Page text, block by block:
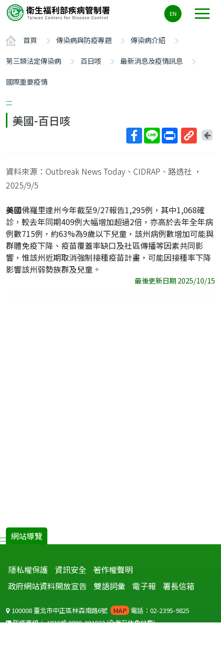
要
容
ALT+C
EN
首頁 傳染病與防疫專題
傳染病介紹
第三類法定傳染病
百日咳
最新消息及疫情訊息
國際重要疫情
:::
美國-百日咳
短
回
資料來源：Outbreak News Today、CIDRAP、路透社 ，
2025/9/5
美國佛羅里達州今年截至9/27報告1,295例，其中1,068確
診，較去年同期409例大幅增加超過2倍，亦高於去年全年病
例數715例，約63%為9歲以下兒童，該州病例數增加可能與
群體免疫下降、疫苗覆蓋率缺口及社區傳播等因素共同影
響，惟該州近期取消強制接種疫苗計畫，可能因接種率下降
影響該州弱勢族群及兒童。
最後更新日期 2025/10/15
::: 網站導覽
隱私權保護 資訊安全 著作權聲明
政府網站資料開放宣告
雙語詞彙 電子報 署長信箱
100008 臺北市中正區林森南路6號 MAP 電話：02-2395-9825
防疫專線：1922或0800-001922(全年無休免付費)